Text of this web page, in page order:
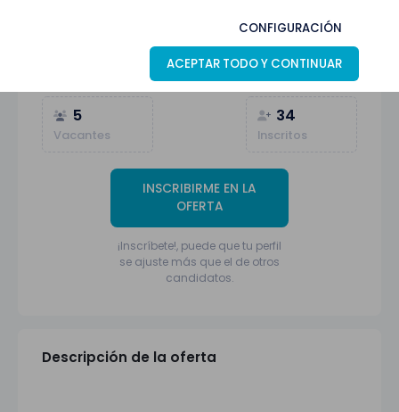
CONFIGURACIÓN
ACEPTAR TODO Y CONTINUAR
Comercial stand en C.C. Vialia María
Junio Promoción y ventas
5
Vacantes
34
Inscritos
INSCRIBIRME EN LA
OFERTA
¡Inscríbete!, puede que tu perfil
se ajuste más que el de otros
candidatos.
Descripción de la oferta